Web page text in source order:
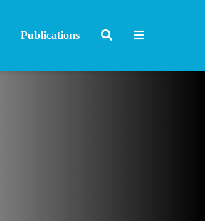
Publications